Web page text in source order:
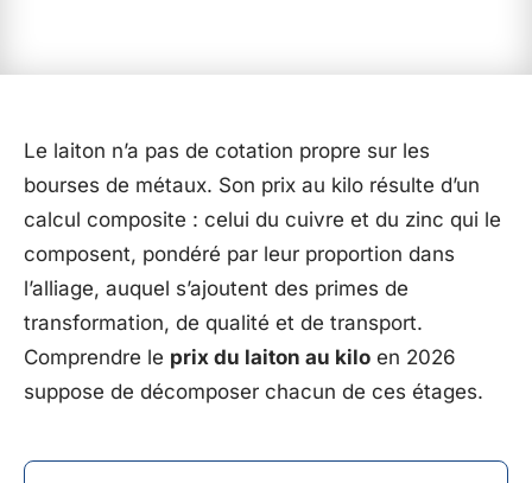
Le laiton n’a pas de cotation propre sur les
bourses de métaux. Son prix au kilo résulte d’un
calcul composite : celui du cuivre et du zinc qui le
composent, pondéré par leur proportion dans
l’alliage, auquel s’ajoutent des primes de
transformation, de qualité et de transport.
Comprendre le prix du laiton au kilo en 2026
suppose de décomposer chacun de ces étages.